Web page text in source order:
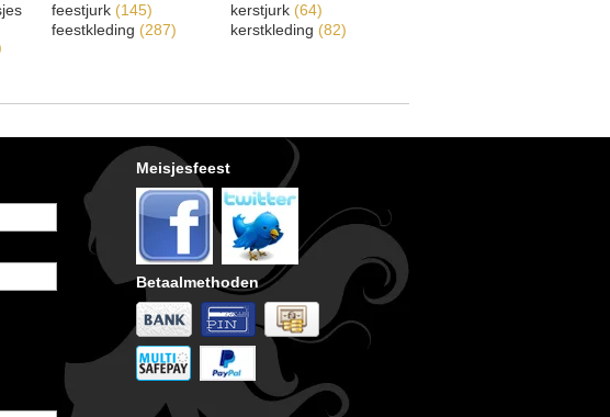
feestjurk (145)
feestkleding (287)
kerstjurk (64)
kerstkleding (82)
Meisjesfeest
Betaalmethoden